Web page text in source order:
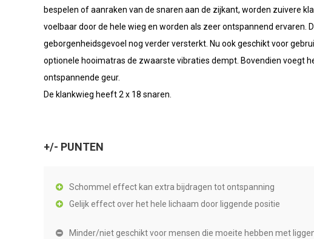
bespelen of aanraken van de snaren aan de zijkant, worden zuivere
voelbaar door de hele wieg en worden als zeer ontspannend ervaren.
geborgenheidsgevoel nog verder versterkt. Nu ook geschikt voor
optionele hooimatras de zwaarste vibraties dempt. Bovendien voegt
ontspannende geur.
De klankwieg heeft 2 x 18 snaren.
+/- PUNTEN
Schommel effect kan extra bijdragen tot ontspanning
Gelijk effect over het hele lichaam door liggende positie
Minder/niet geschikt voor mensen die moeite hebben met